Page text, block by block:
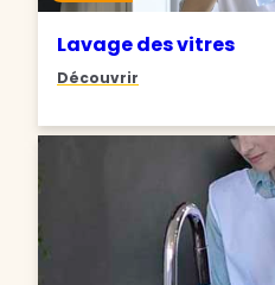
Lavage des vitres
Découvrir